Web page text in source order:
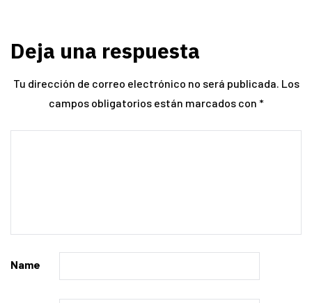
Deja una respuesta
Tu dirección de correo electrónico no será publicada. Los
campos obligatorios están marcados con *
Name